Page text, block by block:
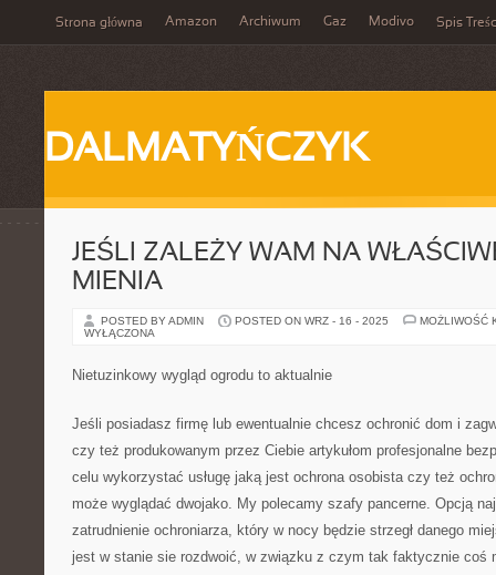
Strona główna Amazon Archiwum Gaz Modivo Spis
DALMATYŃCZYK
JEŚLI ZALEŻY WAM NA
MIENIA
POSTED BY ADMIN POSTED ON WRZ - 16 - 2025
MOŻLIWOŚĆ
WYŁĄCZONA
Nietuzinkowy wygląd ogrodu to aktualnie
Jeśli posiadasz firmę lub ewentualnie chcesz ochronić dom i
czy też produkowanym przez Ciebie artykułom profesjonalne
celu wykorzystać usługę jaką jest ochrona osobista czy też
może wyglądać dwojako. My polecamy szafy pancerne. Opcją
zatrudnienie ochroniarza, który w nocy będzie strzegł danego
jest w stanie sie rozdwoić, w związku z czym tak faktycznie coś